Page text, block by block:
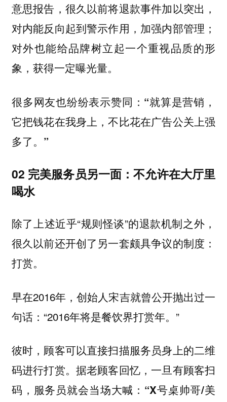
意思报告，很久以前将退款事件加以突出，
对内能反向起到警示作用，加强内部管理；
对外也能给品牌树立起一个重视品质的形
象，获得一定曝光量。
很多网友也纷纷表示赞同： “就算是营销，
它把钱花在我身上，不比花在广告公关上强
多了。”
02 完美服务员另一面：不允许在大厅里
喝水
除了上述近乎“规则怪谈”的退款机制之外，
很久以前还开创了另一套颇具争议的制度：
打赏。
早在2016年，创始人宋吉就曾公开抛出过一
句话：“2016年将是餐饮界打赏年。”
彼时，顾客可以直接扫描服务员身上的二维
码进行打赏。据老顾客回忆，一旦有顾客扫
码，服务员就会当场大喊：“X号桌帅哥/美